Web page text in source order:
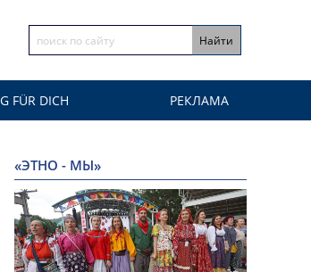
FÜR DICH РЕКЛАМА
«ЭТНО - МЫ»